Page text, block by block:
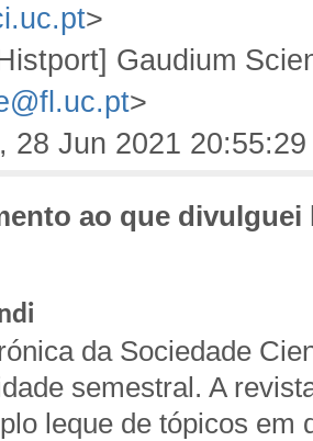
>
Gaudium
>
28 Jun 2021 20:55:29
ao que divulguei
da Sociedade
semestral. A
leque de tópicos